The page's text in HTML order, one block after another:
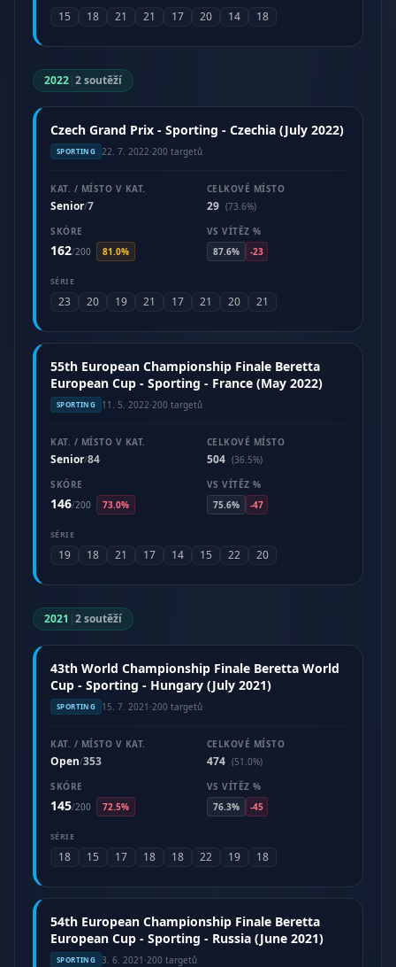
15 18 21 21 17 20 14 18
2022|2 soutěží
Czech Grand Prix - Sporting - Czechia (July 2022)
SPORTING 22. 7. 2022·200 targetů
KAT. / MÍSTO V KAT.
Senior/7
CELKOVÉ MÍSTO
29 (73.6%)
SKÓRE
162/200 81.0%
VS VÍTĚZ %
87.6%
-23
SÉRIE
23 20 19 21 17 21 20 21
55th European Championship Finale Beretta
European Cup - Sporting - France (May 2022)
SPORTING 11. 5. 2022·200 targetů
KAT. / MÍSTO V KAT.
Senior/84
CELKOVÉ MÍSTO
504 (36.5%)
SKÓRE
146/200 73.0%
VS VÍTĚZ %
75.6%
-47
SÉRIE
19 18 21 17 14 15 22 20
2021 |2 soutěží
43th World Championship Finale Beretta World
Cup - Sporting - Hungary (July 2021)
SPORTING 15. 7. 2021 ·200 targetů
KAT. / MÍSTO V KAT.
Open/353
CELKOVÉ MÍSTO
474 (51.0%)
SKÓRE
145/200 72.5%
VS VÍTĚZ %
76.3%
-45
SÉRIE
18 15 17 18 18 22 19 18
54th European Championship Finale Beretta
European Cup - Sporting - Russia (June 2021)
SPORTING 3. 6. 2021 ·200 targetů